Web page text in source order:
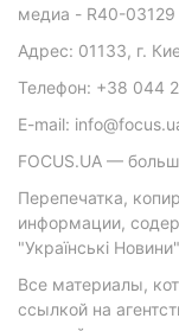
медиа - R40-03129
Адрес: 01133, г.
Телефон: +38 044
E-mail:
FOCUS.UA —
Перепечатка,
информации,
"Українські
Все материалы,
ссылкой на